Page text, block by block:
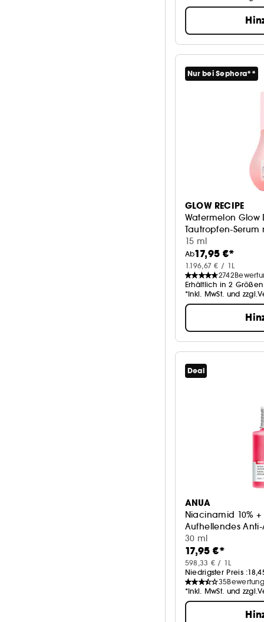
Nur bei Sephora**
GLOW RECIPE
Watermelon Glow
Tautropfen-
15 ml
Ab17,95 €*
1.196,67 € / 1L
2742
Erhältlich in 2 Größen
*Inkl. MwSt. und
Deal
ANUA
Niacinamid 10% +
Aufhellendes Anti-
30 ml
17,95 €*
598,33 € / 1L
Niedrigster Preis :
35
*Inkl. MwSt. und